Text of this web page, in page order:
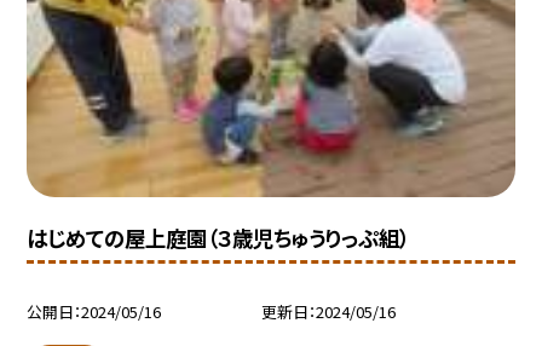
はじめての屋上庭園（３歳児ちゅうりっぷ組）
公開日 2024/05/16 更新日 2024/05/16